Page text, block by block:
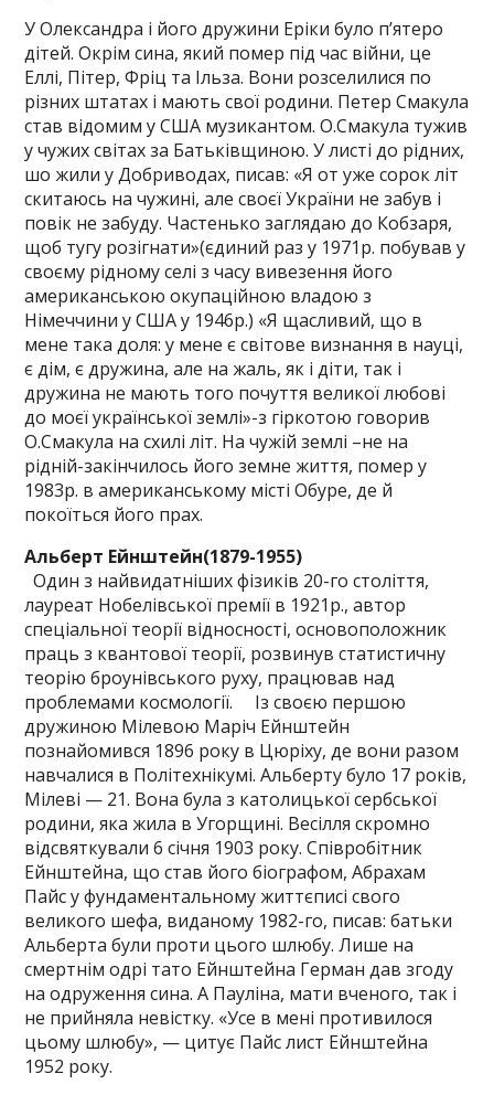
У Олександра і його дружини Еріки було п’ятеро
дітей. Окрім сина, який помер під час війни, це
Еллі, Пітер, Фріц та Ільза. Вони розселилися по
різних штатах і мають свої родини. Петер Смакула
став відомим у США музикантом. О.Смакула тужив
у чужих світах за Батьківщиною. У листі до рідних,
шо жили у Добриводах, писав: «Я от уже сорок літ
скитаюсь на чужині, але своєї України не забув і
повік не забуду. Частенько заглядаю до Кобзаря,
щоб тугу розігнати»(єдиний раз у 1971р. побував у
своєму рідному селі з часу вивезення його
американською окупаційною владою з
Німеччини у США у 1946р.) «Я щасливий, що в
мене така доля: у мене є світове визнання в науці,
є дім, є дружина, але на жаль, як і діти, так і
дружина не мають того почуття великої любові
до моєї української землі»-з гіркотою говорив
О.Смакула на схилі літ. На чужій землі –не на
рідній-закінчилось його земне життя, помер у
1983р. в американському місті Обуре, де й
покоїться його прах.
Альберт Ейнштейн(1879-1955)
Один з найвидатніших фізиків 20-го століття,
лауреат Нобелівської премії в 1921р., автор
спеціальної теорії відносності, основоположник
праць з квантової теорії, розвинув статистичну
теорію броунівського руху, працював над
проблемами космології. Із своєю першою
дружиною Мілевою Маріч Ейнштейн
познайомився 1896 року в Цюріху, де вони разом
навчалися в Політехнікумі. Альберту було 17 років,
Мілеві — 21. Вона була з католицької сербської
родини, яка жила в Угорщині. Весілля скромно
відсвяткували 6 січня 1903 року. Співробітник
Ейнштейна, що став його біографом, Абрахам
Пайс у фундаментальному життєписі свого
великого шефа, виданому 1982-го, писав: батьки
Альберта були проти цього шлюбу. Лише на
смертнім одрі тато Ейнштейна Герман дав згоду
на одруження сина. А Пауліна, мати вченого, так і
не прийняла невістку. «Усе в мені противилося
цьому шлюбу», — цитує Пайс лист Ейнштейна
1952 року.